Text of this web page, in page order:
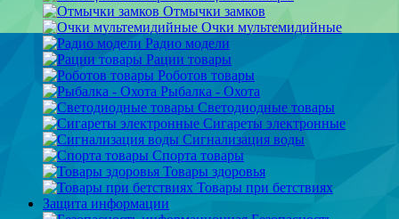
Отмычки замков
Очки мультемидийные
Радио модели
Рации товары
Роботов товары
Рыбалка - Охота
Светодиодные товары
Сигареты электронные
Сигнализация воды
Спорта товары
Товары здоровья
Товары при бетствиях
Защита информации